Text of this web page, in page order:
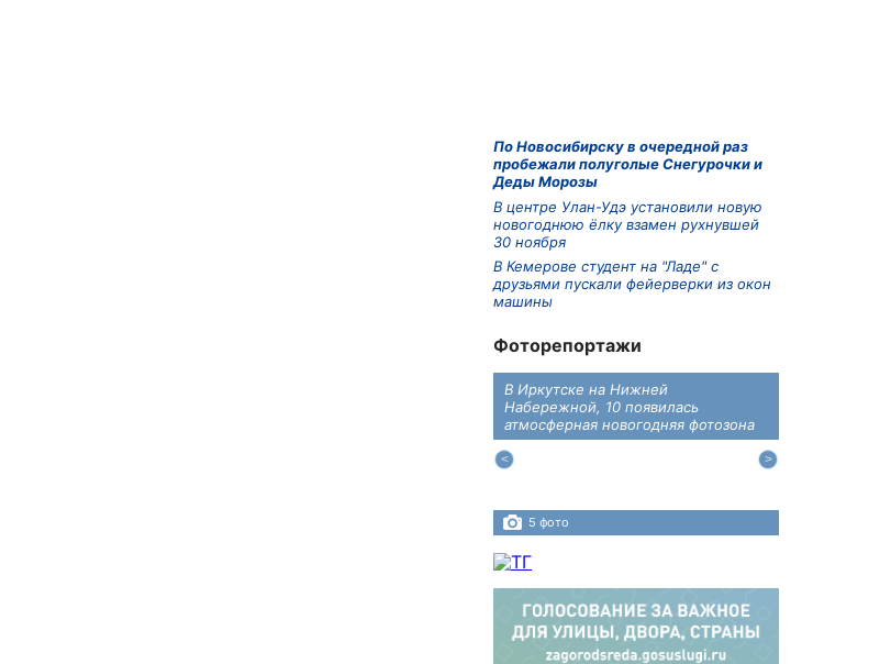
По Новосибирску в очередной раз
пробежали полуголые Снегурочки и
Деды Морозы
В центре Улан-Удэ установили новую
новогоднюю ёлку взамен рухнувшей
30 ноября
В Кемерове студент на "Ладе" с
друзьями пускали фейерверки из окон
машины
Фоторепортажи
В Иркутске на Нижней
Набережной, 10 появилась
атмосферная новогодняя фотозона
5 фото